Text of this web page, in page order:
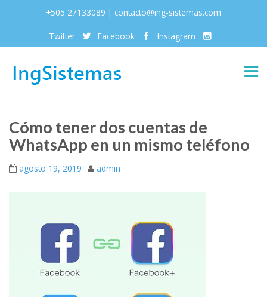
+505 27133089 | contacto@ing-sistemas.com
Twitter Facebook Instagram
Cómo tener dos cuentas de
WhatsApp en un mismo teléfono
agosto 19, 2019 admin